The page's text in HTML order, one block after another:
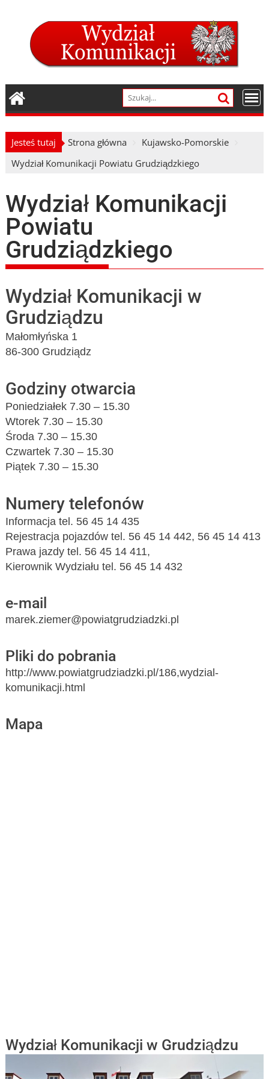
Jesteś tutaj Strona główna
Kujawsko-Pomorskie
Wydział Komunikacji Powiatu Grudziądzkiego
Wydział Komunikacji
Powiatu
Grudziądzkiego
Wydział Komunikacji w
Grudziądzu
Małomłyńska 1
86-300 Grudziądz
Godziny otwarcia
Poniedziałek 7.30 – 15.30
Wtorek 7.30 – 15.30
Środa 7.30 – 15.30
Czwartek 7.30 – 15.30
Piątek 7.30 – 15.30
Numery telefonów
Informacja tel. 56 45 14 435
Rejestracja pojazdów tel. 56 45 14 442, 56 45 14 413
Prawa jazdy tel. 56 45 14 411,
Kierownik Wydziału tel. 56 45 14 432
e-mail
marek.ziemer@powiatgrudziadzki.pl
Pliki do pobrania
http://www.powiatgrudziadzki.pl/186,wydzial-
komunikacji.html
Mapa
Wydział Komunikacji w Grudziądzu